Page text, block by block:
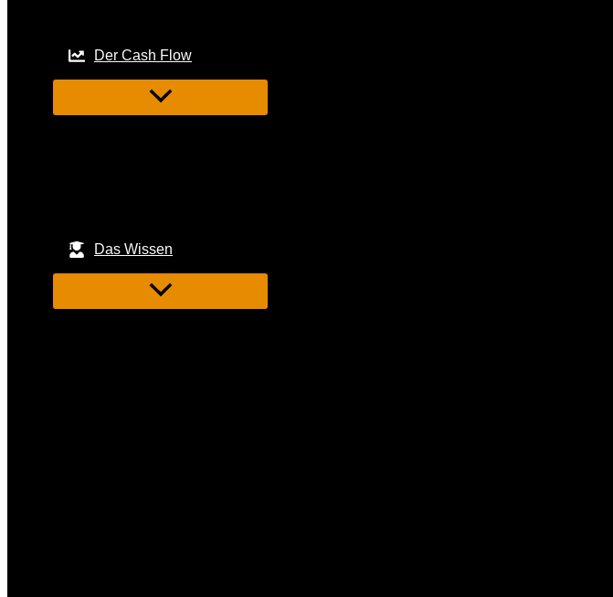
Der Cash Flow
Das Wissen